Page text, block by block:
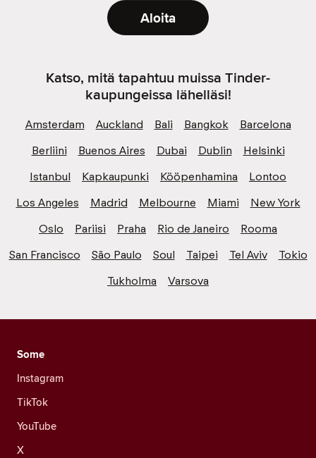
Aloita
Katso, mitä tapahtuu muissa Tinder-
kaupungeissa lähelläsi!
Amsterdam Auckland Bali Bangkok
Barcelona
Berliini
Buenos Aires Dubai Dublin
Helsinki
Istanbul
Kapkaupunki Kööpenhamina
Lontoo
Los Angeles
Madrid Melbourne Miami
New York
Oslo
Pariisi Praha Rio de Janeiro
Rooma
San Francisco
São Paulo Soul Taipei Tel Aviv
Tokio
Tukholma
Varsova
Some
Instagram
TikTok
YouTube
X